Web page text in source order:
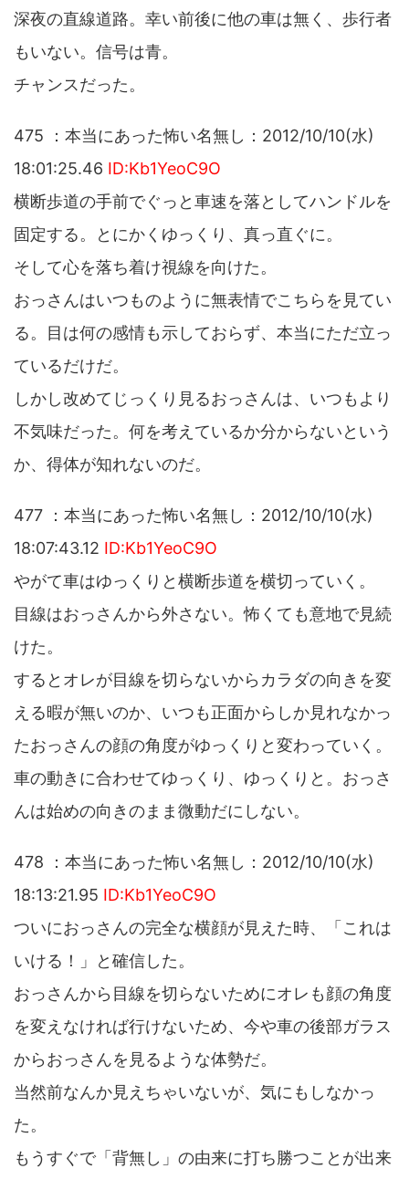
深夜の直線道路。幸い前後に他の車は無く、歩行者
もいない。信号は青。
チャンスだった。
475 ：本当にあった怖い名無し：2012/10/10(水)
18:01:25.46 ID:Kb1YeoC9O
横断歩道の手前でぐっと車速を落としてハンドルを
固定する。とにかくゆっくり、真っ直ぐに。
そして心を落ち着け視線を向けた。
おっさんはいつものように無表情でこちらを見てい
る。目は何の感情も示しておらず、本当にただ立っ
ているだけだ。
しかし改めてじっくり見るおっさんは、いつもより
不気味だった。何を考えているか分からないという
か、得体が知れないのだ。
477 ：本当にあった怖い名無し：2012/10/10(水)
18:07:43.12 ID:Kb1YeoC9O
やがて車はゆっくりと横断歩道を横切っていく。
目線はおっさんから外さない。怖くても意地で見続
けた。
するとオレが目線を切らないからカラダの向きを変
える暇が無いのか、いつも正面からしか見れなかっ
たおっさんの顔の角度がゆっくりと変わっていく。
車の動きに合わせてゆっくり、ゆっくりと。おっさ
んは始めの向きのまま微動だにしない。
478 ：本当にあった怖い名無し：2012/10/10(水)
18:13:21.95 ID:Kb1YeoC9O
ついにおっさんの完全な横顔が見えた時、「これは
いける！」と確信した。
おっさんから目線を切らないためにオレも顔の角度
を変えなければ行けないため、今や車の後部ガラス
からおっさんを見るような体勢だ。
当然前なんか見えちゃいないが、気にもしなかっ
た。
もうすぐで「背無し」の由来に打ち勝つことが出来